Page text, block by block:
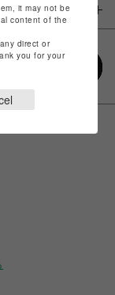
it may not be
content of the
direct or
you for your